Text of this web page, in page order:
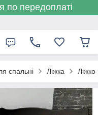
по передоплаті
спальні Ліжка Ліжко